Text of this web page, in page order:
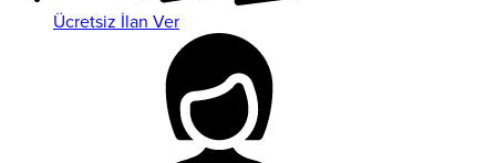
Ücretsiz İlan Ver